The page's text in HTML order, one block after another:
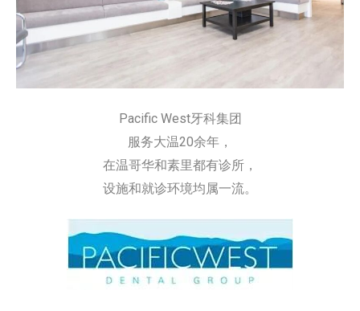
Pacific West牙科集团
服务大温20余年，
在温哥华和素里都有诊所，
设施和就诊环境均属一流。